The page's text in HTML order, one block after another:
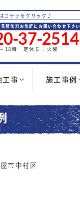
コチラをクリック♪
積無料お気軽にお問い合わせ下さい
37-2514
18時 定休日：火曜
工事 施工事例
市中村区